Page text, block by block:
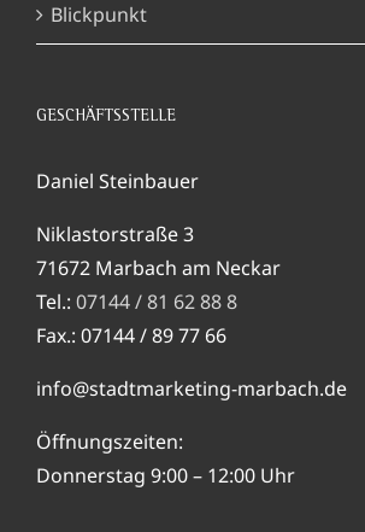
Blickpunkt
GESCHÄFTSSTELLE
Daniel Steinbauer
Niklastorstraße 3
71672 Marbach am Neckar
Tel.: 07144 / 81 62 88 8
Fax.: 07144 / 89 77 66
info@stadtmarketing-marbach.de
Öffnungszeiten:
Donnerstag 9:00 – 12:00 Uhr